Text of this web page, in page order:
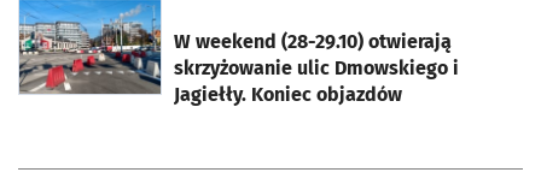
W weekend (28-29.10) otwierają
skrzyżowanie ulic Dmowskiego i
Jagiełły. Koniec objazdów
otworzy się w nowej karcie